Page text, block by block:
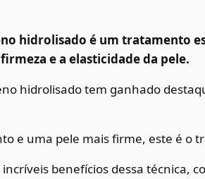
hidrolisado é um tratamento
e a elasticidade da pele.
hidrolisado tem ganhado
e uma pele mais firme, este é o
benefícios dessa técnica,